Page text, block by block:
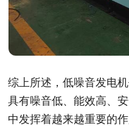
综上所述，低噪音发电
具有噪音低、能效高、
中发挥着越来越重要的